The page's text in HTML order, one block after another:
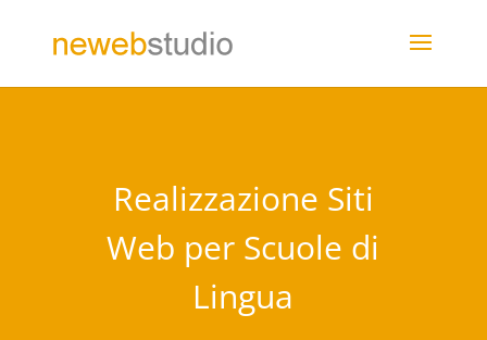
Realizzazione Siti
Web per Scuole di
Lingua